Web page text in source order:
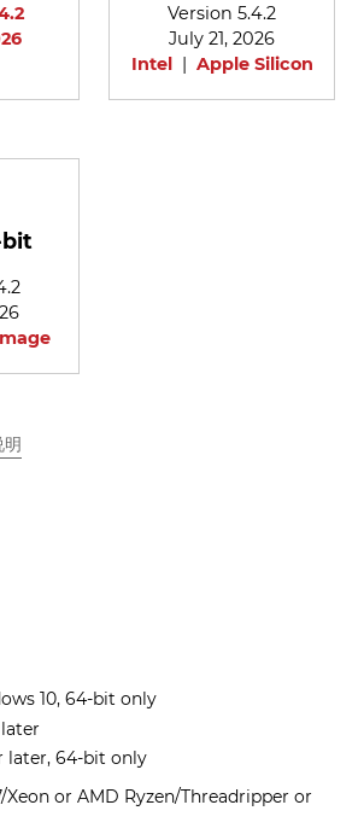
Version 5.4.2
July 21, 2026
Intel | Apple Silicon
bit
明
10, 64-bit only
later
later, 64-bit only
Xeon or AMD Ryzen/Threadripper or